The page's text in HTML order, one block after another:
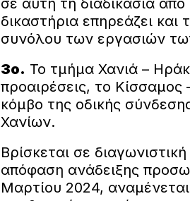
σε αυτή τη διαδικασία από
δικαστήρια επηρεάζει
συνόλου των εργασιών
3ο. Το τμήμα Χανιά –
προαιρέσεις, το Κίσσαμος
κόμβο της οδικής
Χανίων.
Βρίσκεται σε
απόφαση ανάδειξης
Μαρτίου 2024,